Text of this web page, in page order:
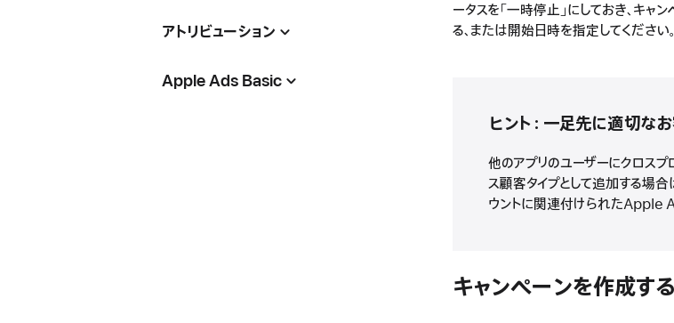
アトリビューション
Apple Ads Basic
ータスを「一時停止」にしておき、キャ
る、または開始日時を指定してください。
ヒント：一足先に適切な
他のアプリのユーザーにクロスプ
ス顧客タイプとして追加する
ウントに関連付けられたApple
キャンペーンを作成す